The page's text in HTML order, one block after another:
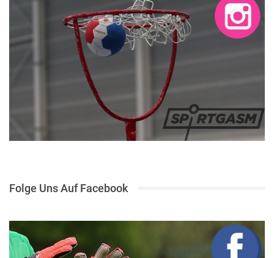
Folge Uns Auf Facebook